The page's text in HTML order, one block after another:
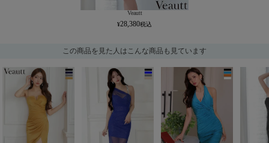
Veautt
28,380
この商品を見た人はこんな商品も見ています